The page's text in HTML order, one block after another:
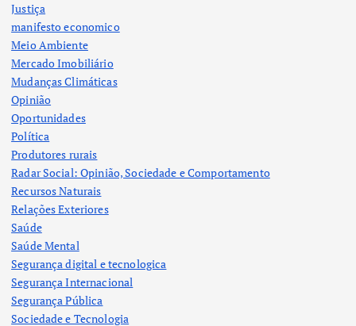
Justiça
manifesto economico
Meio Ambiente
Mercado Imobiliário
Mudanças Climáticas
Opinião
Oportunidades
Política
Produtores rurais
Radar Social: Opinião, Sociedade e Comportamento
Recursos Naturais
Relações Exteriores
Saúde
Saúde Mental
Segurança digital e tecnologica
Segurança Internacional
Segurança Pública
Sociedade e Tecnologia